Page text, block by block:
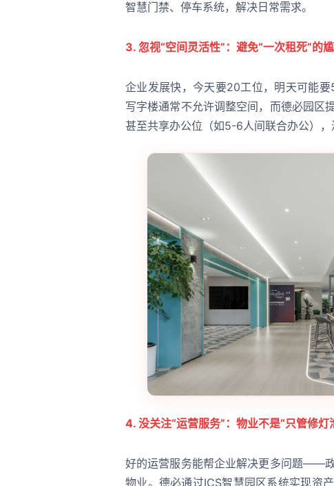
智慧门禁、停车系统，解决日常需求。
3. 忽视“空间灵活性”：避免“一次租死”的
企业发展快，今天要20工位，明天可能
写字楼通常不允许调整空间，而德必园区
甚至共享办公位（如5-6人间联合办公），
4. 没关注“运营服务”：物业不是“只管修灯
好的运营服务能帮企业解决更多问题——
物业。德必通过ICS智慧园区系统实现资